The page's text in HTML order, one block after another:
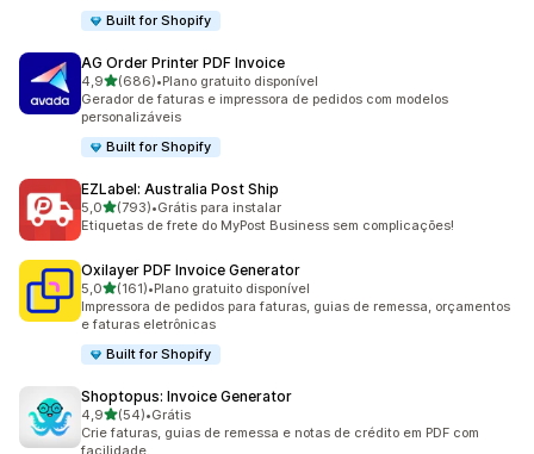
Built for Shopify
AG Order Printer PDF Invoice
4,9de 5 estrelas
(686)
686 avaliações ao todo
•Plano gratuito disponível
Gerador de faturas e impressora de pedidos com modelos
personalizáveis
Built for Shopify
EZLabel: Australia Post Ship
5,0de 5 estrelas
(793)
793 avaliações ao todo
•Grátis para instalar
Etiquetas de frete do MyPost Business sem complicações!
Oxilayer PDF Invoice Generator
5,0de 5 estrelas
(161)
161 avaliações ao todo
•Plano gratuito disponível
Impressora de pedidos para faturas, guias de remessa, orçamentos
e faturas eletrônicas
Built for Shopify
Shoptopus: Invoice Generator
4,9de 5 estrelas
(54)
54 avaliações ao todo
•Grátis
Crie faturas, guias de remessa e notas de crédito em PDF com
facilidade.